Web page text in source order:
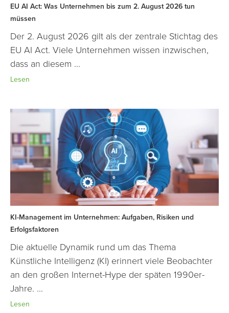
EU AI Act: Was Unternehmen bis zum 2. August 2026 tun
müssen
Der 2. August 2026 gilt als der zentrale Stichtag des
EU AI Act. Viele Unternehmen wissen inzwischen,
dass an diesem ...
Lesen
KI-Management im Unternehmen: Aufgaben, Risiken und
Erfolgsfaktoren
Die aktuelle Dynamik rund um das Thema
Künstliche Intelligenz (KI) erinnert viele Beobachter
an den großen Internet-Hype der späten 1990er-
Jahre. ...
Lesen